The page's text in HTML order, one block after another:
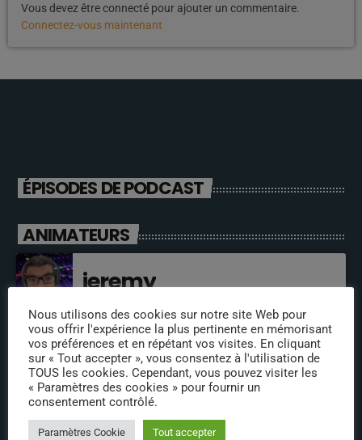
Vous devez être connecté pour ajouter un commentaire.
Connectez-vous maintenant
ÉPISODES DE PODCAST
ANIMATEURS
jeremy
olivier
fabrice
Nous utilisons des cookies sur notre site Web pour
vous offrir l'expérience la plus pertinente en mémorisant
vos préférences et en répétant vos visites. En cliquant
sur « Tout accepter », vous consentez à l'utilisation de
TOUS les cookies. Cependant, vous pouvez visiter les
« Paramètres des cookies » pour fournir un
consentement contrôlé.
Paramètres Cookie Tout accepter